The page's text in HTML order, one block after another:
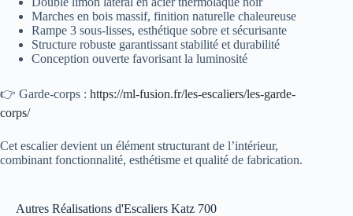
Marches en bois massif, finition naturelle chaleureuse
Rampe 3 sous-lisses, esthétique sobre et sécurisante
Structure robuste garantissant stabilité et durabilité
Conception ouverte favorisant la luminosité
👉 Garde-corps : https://ml-fusion.fr/les-escaliers/les-garde-
corps/
Cet escalier devient un élément structurant de l’intérieur,
combinant fonctionnalité, esthétisme et qualité de fabrication.
Autres Réalisations d'Escaliers Katz 700